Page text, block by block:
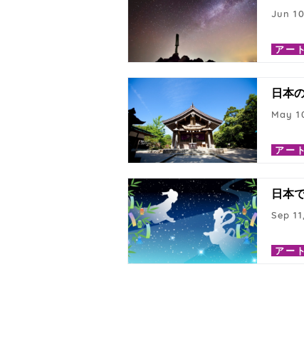
アー
Jun
日本
アー
May
日本
アー
Sep